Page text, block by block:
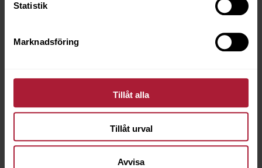
Statistik
Marknadsföring
Tillåt alla
Tillåt urval
Avvisa